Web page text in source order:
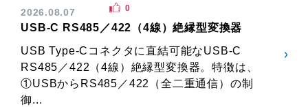
2026.08.07
USB-C RS485／422（4線）絶縁型変換器
USB Type-Cコネクタに直結可能なUSB-C
RS485／422（4線）絶縁型変換器。特徴は、
①USBからRS485／422（全二重通信）の制
御...
0